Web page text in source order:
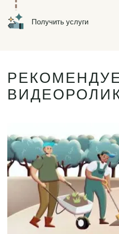
Icon Получить услуги